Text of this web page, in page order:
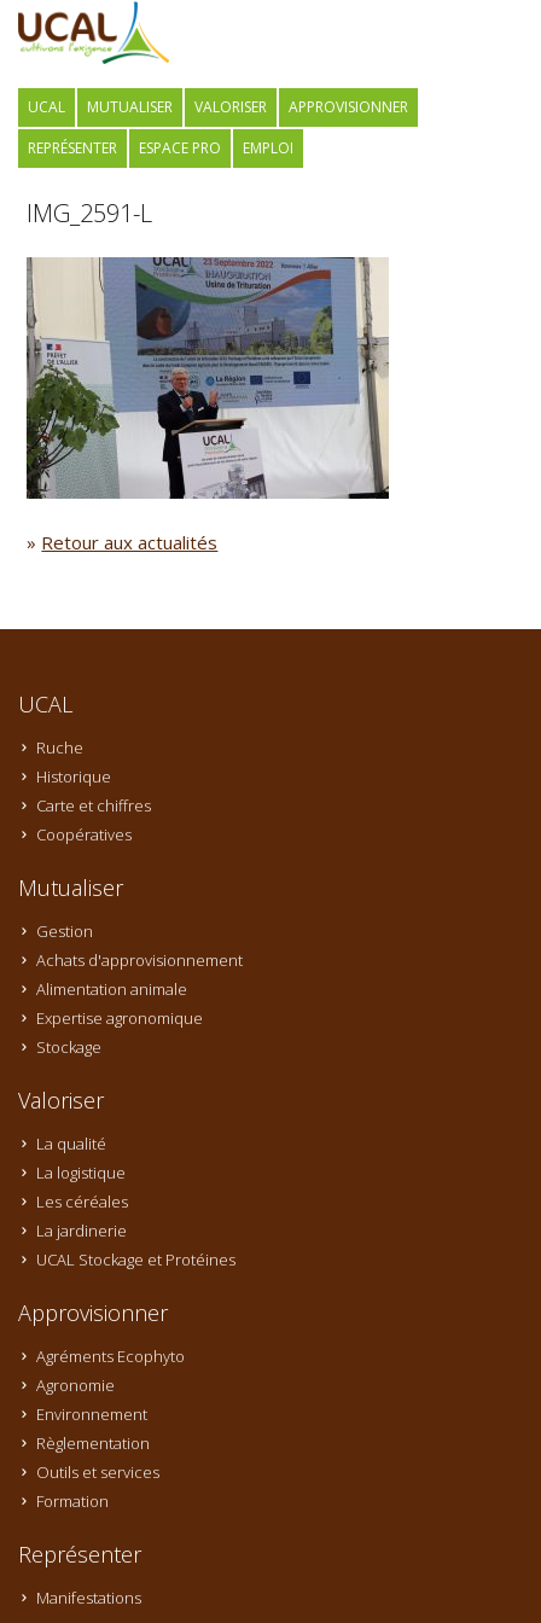
UCAL MUTUALISER VALORISER
APPROVISIONNER
REPRÉSENTER
ESPACE PRO EMPLOI
IMG_2591-L
» Retour aux actualités
UCAL
Ruche
Historique
Carte et chiffres
Coopératives
Mutualiser
Gestion
Achats d'approvisionnement
Alimentation animale
Expertise agronomique
Stockage
Valoriser
La qualité
La logistique
Les céréales
La jardinerie
UCAL Stockage et Protéines
Approvisionner
Agréments Ecophyto
Agronomie
Environnement
Règlementation
Outils et services
Formation
Représenter
Manifestations